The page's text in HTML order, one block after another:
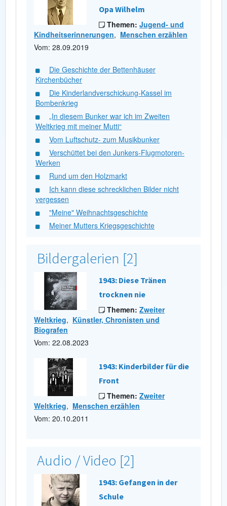
Opa Wilhelm
Themen: Jugend- und
Kindheitserinnerungen, Menschen erzählen
Vom: 28.09.2019
Die Geschichte der Bettenhäuser
Kirchenbücher
Die Kinderlandverschickung-Kassel im
Bombenkrieg
„In diesem Bunker war ich im Zweiten
Weltkrieg mit meiner Mutti“
Vom Luftschutz- zum Musikbunker
Verschüttet bei den Junkers-Flugmotoren-
Werken
Rund um den Holzmarkt
Ich kann diese schrecklichen Bilder nicht
vergessen
"Meine" Weihnachtsgeschichte
Meiner Mutters Kriegsgeschichte
Bildergalerien [2]
1943: Diese Tränen
trocknen nie
Themen: Zweiter
Weltkrieg, Künstler, Chronisten und
Biografen
Vom: 22.08.2023
1943: Kinderbilder für die
Front
Themen: Zweiter
Weltkrieg, Menschen erzählen
Vom: 20.10.2011
Audio / Video [2]
1943: Gefangen in der
Schule